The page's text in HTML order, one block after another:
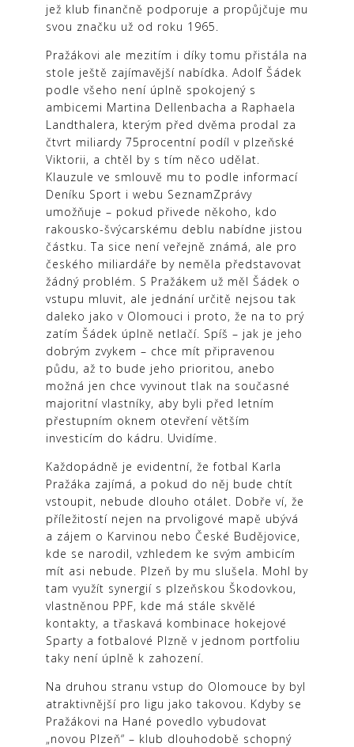
jež klub finančně podporuje a propůjčuje mu
svou značku už od roku 1965.
Pražákovi ale mezitím i díky tomu přistála na
stole ještě zajímavější nabídka. Adolf Šádek
podle všeho není úplně spokojený s
ambicemi Martina Dellenbacha a Raphaela
Landthalera, kterým před dvěma prodal za
čtvrt miliardy 75procentní podíl v plzeňské
Viktorii, a chtěl by s tím něco udělat.
Klauzule ve smlouvě mu to podle informací
Deníku Sport i webu SeznamZprávy
umožňuje – pokud přivede někoho, kdo
rakousko-švýcarskému deblu nabídne jistou
částku. Ta sice není veřejně známá, ale pro
českého miliardáře by neměla představovat
žádný problém. S Pražákem už měl Šádek o
vstupu mluvit, ale jednání určitě nejsou tak
daleko jako v Olomouci i proto, že na to prý
zatím Šádek úplně netlačí. Spíš – jak je jeho
dobrým zvykem – chce mít připravenou
půdu, až to bude jeho prioritou, anebo
možná jen chce vyvinout tlak na současné
majoritní vlastníky, aby byli před letním
přestupním oknem otevření větším
investicím do kádru. Uvidíme.
Každopádně je evidentní, že fotbal Karla
Pražáka zajímá, a pokud do něj bude chtít
vstoupit, nebude dlouho otálet. Dobře ví, že
příležitostí nejen na prvoligové mapě ubývá
a zájem o Karvinou nebo České Budějovice,
kde se narodil, vzhledem ke svým ambicím
mít asi nebude. Plzeň by mu slušela. Mohl by
tam využít synergií s plzeňskou Škodovkou,
vlastněnou PPF, kde má stále skvělé
kontakty, a třaskavá kombinace hokejové
Sparty a fotbalové Plzně v jednom portfoliu
taky není úplně k zahození.
Na druhou stranu vstup do Olomouce by byl
atraktivnější pro ligu jako takovou. Kdyby se
Pražákovi na Hané povedlo vybudovat
„novou Plzeň“ – klub dlouhodobě schopný